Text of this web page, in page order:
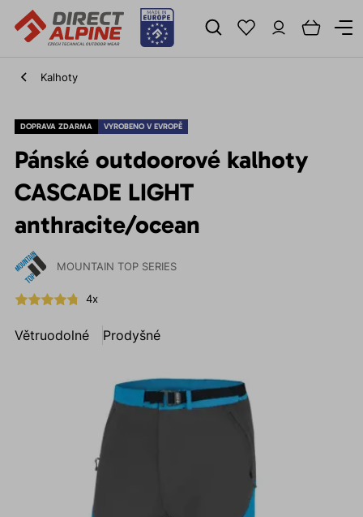
Kalhoty
DOPRAVA ZDARMA VYROBENO V EVROPĚ
Pánské outdoorové kalhoty
CASCADE LIGHT
anthracite/ocean
MOUNTAIN TOP SERIES
4x
Větruodolné Prodyšné